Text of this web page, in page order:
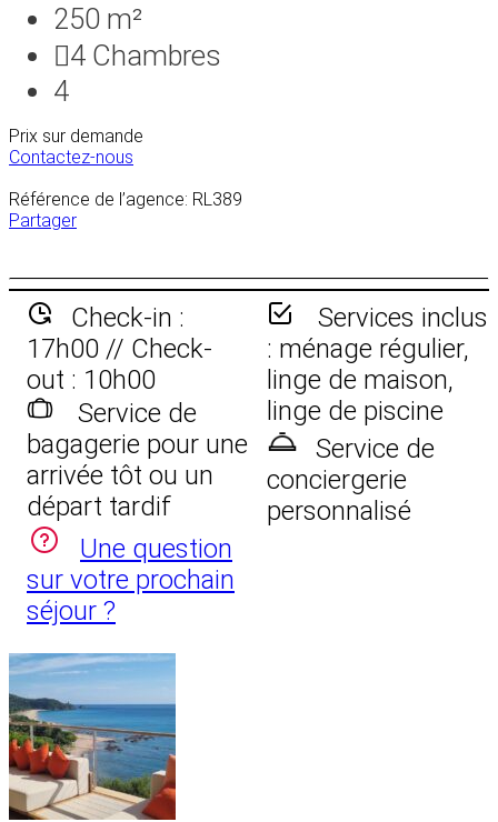
250 m²
4 Chambres
4
Prix sur demande
Contactez-nous
Référence de l’agence: RL389
Partager
Check-in :
17h00 // Check-
out : 10h00
Service de
bagagerie pour une
arrivée tôt ou un
départ tardif
Une question
sur votre prochain
séjour ?
Services inclus
: ménage régulier,
linge de maison,
linge de piscine
Service de
conciergerie
personnalisé